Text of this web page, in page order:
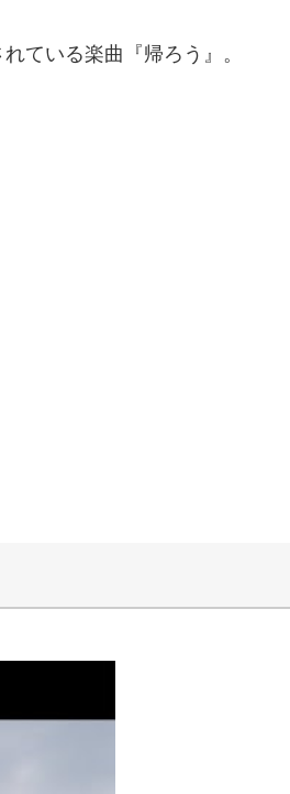
ている楽曲『帰ろう』。